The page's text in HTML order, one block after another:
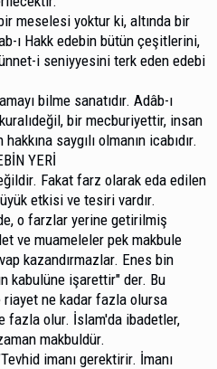
meselesi yoktur ki, altında bir
ı Hakk edebin bütün çeşitlerini,
i seniyyesini terk eden edebi
bilme sanatıdır. Adâb-ı
bir mecbu­riyettir, insan
saygılı olmanın icabıdır.
YERİ
Fakat farz ola­rak eda edilen
etkisi ve tesiri vardır.
o farzlar yerine getirilmiş
ve muameleler pek makbule
kazandırmaz­lar. Enes bin
kabulüne işa­rettir" der. Bu
ne ka­dar fazla olursa
fazla olur. İslam'da ibadetler,
makbuldür.
imanı gerekti­rir. İmanı